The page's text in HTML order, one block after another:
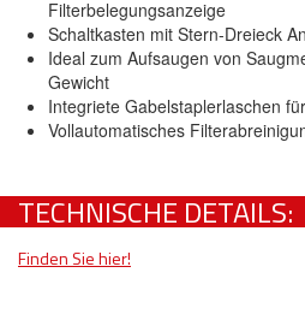
Filterbelegungsanzeige
Schaltkasten mit Stern-Dreieck
Ideal zum Aufsaugen von
Gewicht
Integriete Gabelstaplerlaschen
Vollautomatisches
TECHNISCHE DETAILS:
Finden Sie hier!